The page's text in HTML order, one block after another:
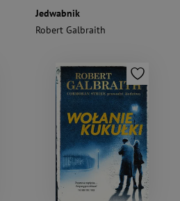
Jedwabnik
Robert Galbraith